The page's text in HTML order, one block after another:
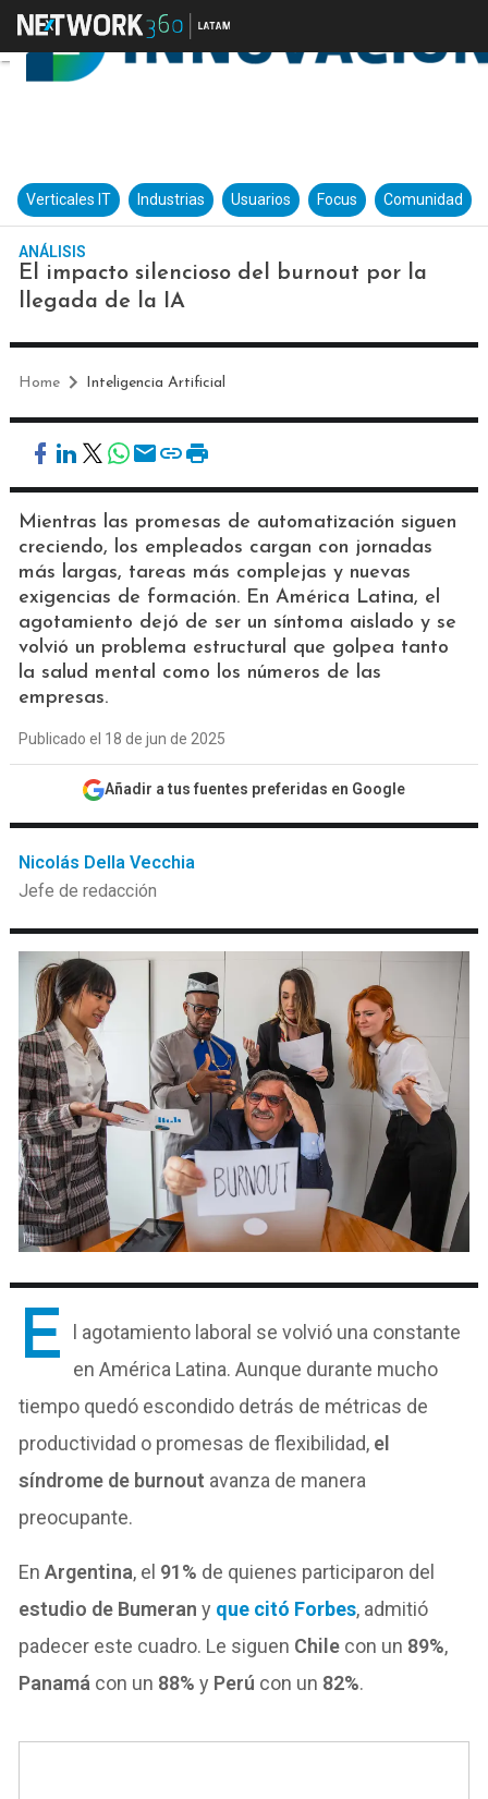
Verticales IT Industrias Usuarios Focus Comunidad
ANÁLISIS
El impacto silencioso del burnout por la
llegada de la IA
Home Inteligencia Artificial
Mientras las promesas de automatización siguen
creciendo, los empleados cargan con jornadas
más largas, tareas más complejas y nuevas
exigencias de formación. En América Latina, el
agotamiento dejó de ser un síntoma aislado y se
volvió un problema estructural que golpea tanto
la salud mental como los números de las
empresas.
Publicado el 18 de jun de 2025
Añadir a tus fuentes preferidas en Google
Nicolás Della Vecchia
Jefe de redacción
E
l agotamiento laboral se volvió una constante
en América Latina. Aunque durante mucho
tiempo quedó escondido detrás de métricas de
productividad o promesas de flexibilidad, el
síndrome de burnout avanza de manera
preocupante.
EnArgentina, el 91% de quienes participaron del
estudio de Bumerany que citó Forbes, admitió
padecer este cuadro. Le siguen Chile con un 89%,
Panamá con un 88% y Perú con un 82%.